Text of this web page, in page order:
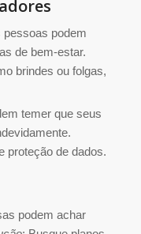
pessoas podem
de bem-estar.
brindes ou folgas,
temer que seus
proteção de dados.
podem achar